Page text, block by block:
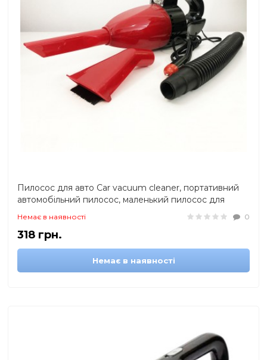
Пилосос для авто Car vacuum cleaner, портативний
автомобільний пилосос, маленький пилосос для
Немає в наявності 0
318 грн.
Немає в наявності